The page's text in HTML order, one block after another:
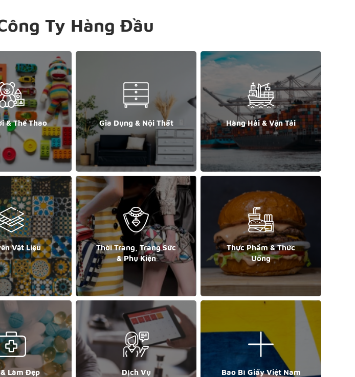
Ty Hàng Đầu
& Thể Thao Gia Dụng & Nội Thất Hàng Hải & Vận Tải
Vật Liệu
Thời Trang, Trang Sức
& Phụ Kiện
Thực Phẩm & Thức
Uống
Làm Đẹp Dịch Vụ Bao Bì Giấy Việt Nam